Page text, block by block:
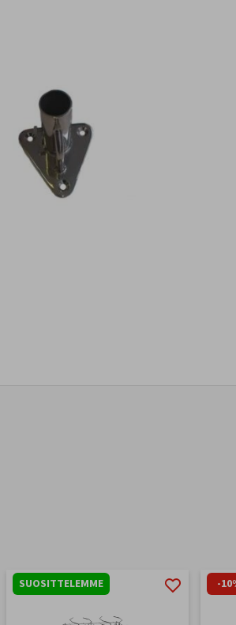
SUOSITTELEMME -